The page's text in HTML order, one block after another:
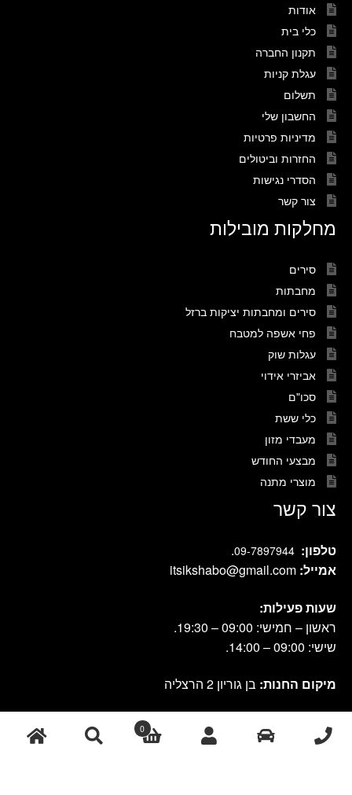
אודות
כלי בית
תקנון החברה
עגלת קניות
תשלום
החשבון שלי
מדיניות פרטיות
החזרות וביטולים
הסדרי נגישות
צור קשר
מחלקות מובילות
סירים
מחבתות
סירים ומחבתות יציקות ברזל
פחי אשפה למטבח
עגלות שוק
אביזרי אידוי
סכו"ם
כלי ששת
מעבדי מזון
מבצעי החודש
מוצרי מתנה
צור קשר
טלפון: 09-7897944
.
אמייל: itsikshabo@gmail.com
שעות פעילות:
ראשון – חמישי: 09:00 – 19:30.
שישי: 09:00 – 14:00.
מיקום החנות: בן גוריון 2 הרצליה
cook shop 2021 © אתר זה נבנה ועוצב על-ידי |אחסון
0